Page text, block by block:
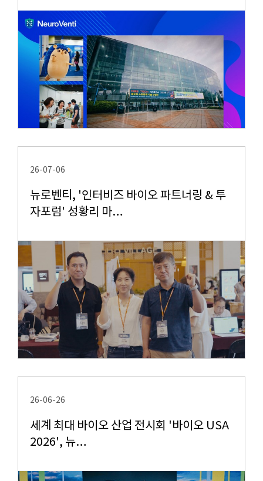
26-07-06
뉴로벤티, '인터비즈 바이오 파트너링 & 투
자포럼' 성황리 마…
26-06-26
세계 최대 바이오 산업 전시회 '바이오 USA
2026', 뉴…